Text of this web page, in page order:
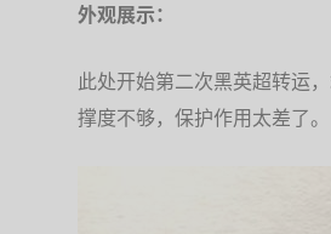
外观展示：
此处开始第二次黑英超转运
撑度不够，保护作用太差了。